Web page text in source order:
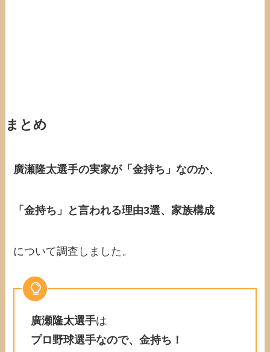
まとめ
廣瀬隆太選手の実家が「金持ち」なのか、
「金持ち」と言われる理由3選、家族構成
について調査しました。
廣瀬隆太選手は
プロ野球選手なので、金持ち！